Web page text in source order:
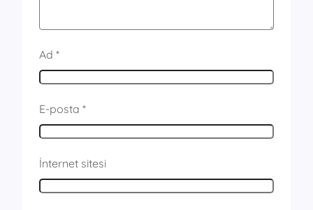
Ad *
E-posta *
İnternet sitesi